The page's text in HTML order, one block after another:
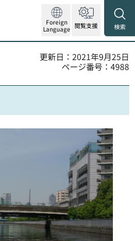
Foreign
Language 閲覧支援 検索
更新日：2021年9月25日
ページ番号：4988